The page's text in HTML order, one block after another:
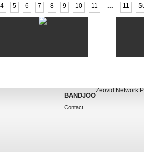
4 5 6 7 8 9 10 11 ... 11
BANDJOO
Zeovid Network
Contact